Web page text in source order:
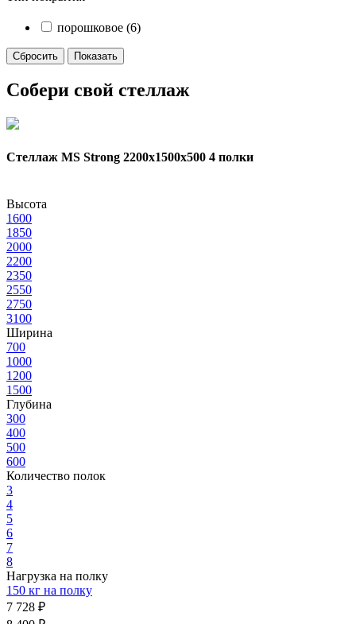
порошковое (6)
Собери свой стеллаж
Стеллаж MS Strong 2200х1500x500 4 полки
Высота
1600
1850
2000
2200
2350
2550
2750
3100
Ширина
700
1000
1200
1500
Глубина
300
400
500
600
Количество полок
3
4
5
6
7
8
Нагрузка на полку
150 кг на полку
7 728 ₽